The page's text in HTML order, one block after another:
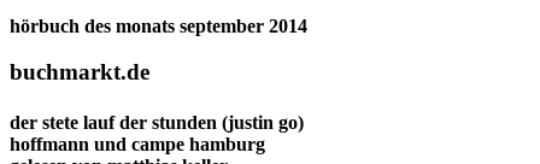
hörbuch des monats september 2014
buchmarkt.de
der stete lauf der stunden (justin go)
hoffmann und campe hamburg